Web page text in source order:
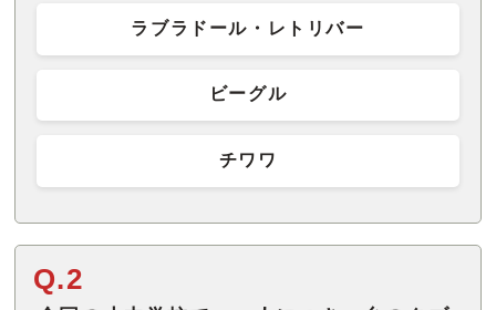
ラブラドール・レトリバー
ビーグル
チワワ
Q.2